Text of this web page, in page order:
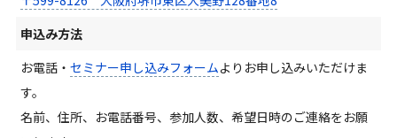
申込み方法
お電話・ セミナー申し込みフォームよりお申し込みいただけま
す。
名前、住所、お電話番号、参加人数、希望日時のご連絡をお願